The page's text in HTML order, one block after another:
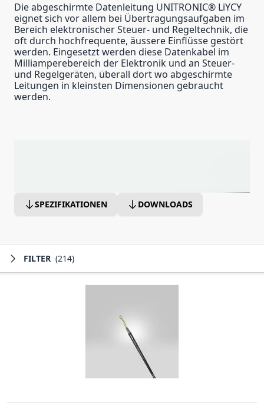
Die abgeschirmte Datenleitung UNITRONIC® LiYCY
eignet sich vor allem bei Übertragungsaufgaben im
Bereich elektronischer Steuer- und Regeltechnik, die
oft durch hochfrequente, äussere Einflüsse gestört
werden. Eingesetzt werden diese Datenkabel im
Milliamperebereich der Elektronik und an Steuer-
und Regelgeräten, überall dort wo abgeschirmte
Leitungen in kleinsten Dimensionen gebraucht
werden.
SPEZIFIKATIONEN DOWNLOADS
FILTER (214)